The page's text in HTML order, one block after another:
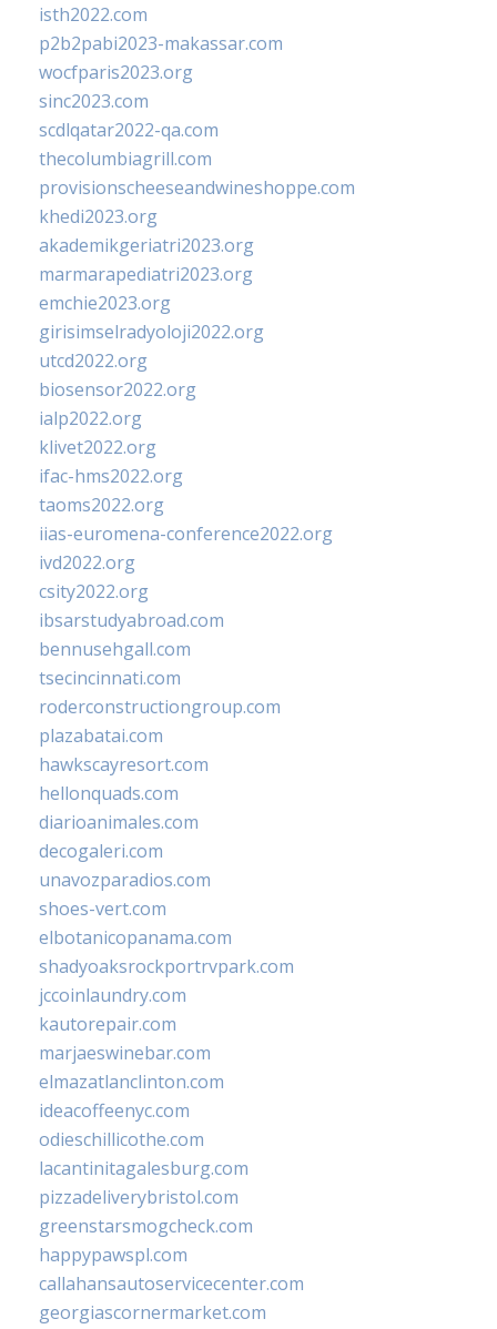
isth2022.com
p2b2pabi2023-makassar.com
wocfparis2023.org
sinc2023.com
scdlqatar2022-qa.com
thecolumbiagrill.com
provisionscheeseandwineshoppe.com
khedi2023.org
akademikgeriatri2023.org
marmarapediatri2023.org
emchie2023.org
girisimselradyoloji2022.org
utcd2022.org
biosensor2022.org
ialp2022.org
klivet2022.org
ifac-hms2022.org
taoms2022.org
iias-euromena-conference2022.org
ivd2022.org
csity2022.org
ibsarstudyabroad.com
bennusehgall.com
tsecincinnati.com
roderconstructiongroup.com
plazabatai.com
hawkscayresort.com
hellonquads.com
diarioanimales.com
decogaleri.com
unavozparadios.com
shoes-vert.com
elbotanicopanama.com
shadyoaksrockportrvpark.com
jccoinlaundry.com
kautorepair.com
marjaeswinebar.com
elmazatlanclinton.com
ideacoffeenyc.com
odieschillicothe.com
lacantinitagalesburg.com
pizzadeliverybristol.com
greenstarsmogcheck.com
happypawspl.com
callahansautoservicecenter.com
georgiascornermarket.com